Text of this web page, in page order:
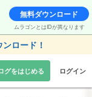
無料ダウンロード
ムラゴンとはIDが異なります
ロード！
グをはじめる ログイン